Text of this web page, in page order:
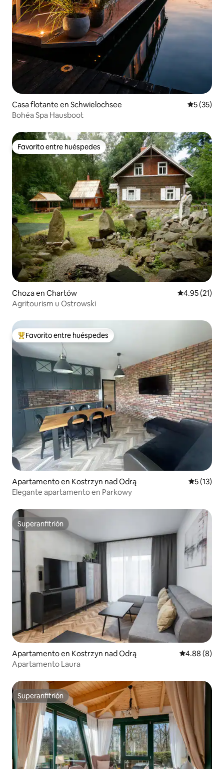
Casa flotante en Schwielochsee
5 (35)
Bohéa Spa Hausboot
Favorito entre huéspedes
Favorito entre huéspedes
Choza en Chartów Calificación
4.95 (21)
Agritourism u Ostrowski
Favorito entre huéspedes preferido
Favorito entre huéspedes
Apartamento en Kostrzyn nad Odrą
5 (13)
Elegante apartamento en Parkowy
Superanfitrión
Superanfitrión
Apartamento en Kostrzyn nad Odrą Calificación
4.88 (8)
Apartamento Laura
Superanfitrión
Superanfitrión